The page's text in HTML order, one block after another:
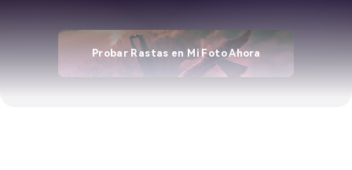
Probar Rastas en Mi Foto Ahora